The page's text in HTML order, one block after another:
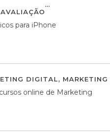
AVALIAÇÃO
para iPhone
DIGITAL,
online de Marketing